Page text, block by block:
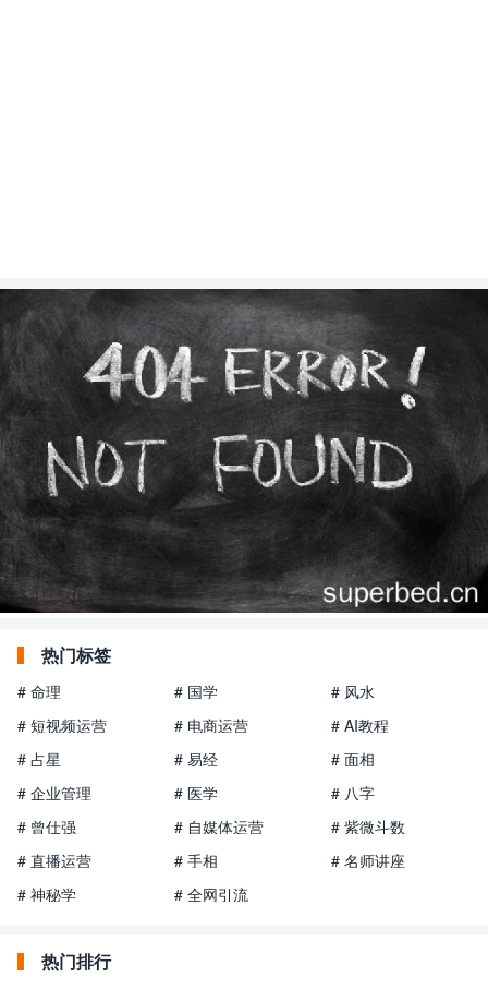
热门标签
# 命理 # 国学
# 风水
# 短视频运营
# 电商运营
# AI教程
# 占星
# 易经
# 面相
# 企业管理
# 医学
# 八字
# 曾仕强
# 自媒体运营
# 紫微斗数
# 直播运营
# 手相
# 名师讲座
# 神秘学
# 全网引流
热门排行